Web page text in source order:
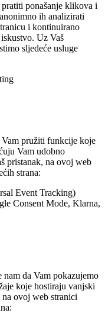
ponašanje klikova i
ih analizirati
i kontinuirano
Uz Vaš
sljedeće usluge
pružiti funkcije koje
Vam udobno
pristanak, na ovoj web
strana:
Event Tracking)
Consent Mode, Klarna,
da Vam pokazujemo
koje hostiraju vanjski
ovoj web stranici